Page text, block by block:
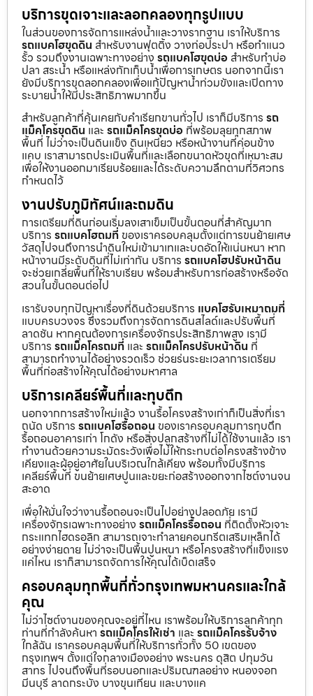
บริการขุดเจาะและลอกคลองทุกรูปแบบ
ในส่วนของการจัดการแหล่งน้ำและวางรากฐาน เราให้บริการ
รถแบคโฮขุดดิน สำหรับงานฟุตติ้ง วางท่อประปา หรือทำแนว
รั้ว รวมถึงงานเฉพาะทางอย่าง รถแบคโฮขุดบ่อ สำหรับทำบ่อ
ปลา สระน้ำ หรือแหล่งกักเก็บน้ำเพื่อการเกษตร นอกจากนี้เรา
ยังมีบริการขุดลอกคลองเพื่อแก้ปัญหาน้ำท่วมขังและเปิดทาง
ระบายน้ำให้มีประสิทธิภาพมากขึ้น
สำหรับลูกค้าที่คุ้นเคยกับคำเรียกขานทั่วไป เราก็มีบริการ รถ
แม็คโครขุดดิน และ รถแม็คโครขุดบ่อ ที่พร้อมลุยทุกสภาพ
พื้นที่ ไม่ว่าจะเป็นดินแข็ง ดินเหนียว หรือหน้างานที่ค่อนข้าง
แคบ เราสามารถประเมินพื้นที่และเลือกขนาดหัวขุดที่เหมาะสม
เพื่อให้งานออกมาเรียบร้อยและได้ระดับความลึกตามที่วิศวกร
กำหนดไว้
งานปรับภูมิทัศน์และถมดิน
การเตรียมที่ดินก่อนเริ่มลงเสาเข็มเป็นขั้นตอนที่สำคัญมาก
บริการ รถแบคโฮถมที่ ของเราครอบคลุมตั้งแต่การขนย้ายเศษ
วัสดุไปจนถึงการนำดินใหม่เข้ามาเทและบดอัดให้แน่นหนา หาก
หน้างานมีระดับดินที่ไม่เท่ากัน บริการ รถแบคโฮปรับหน้าดิน
จะช่วยเกลี่ยพื้นที่ให้ราบเรียบ พร้อมสำหรับการก่อสร้างหรือจัด
สวนในขั้นตอนต่อไป
เรารับจบทุกปัญหาเรื่องที่ดินด้วยบริการ แบคโฮรับเหมาถมที่
แบบครบวงจร ซึ่งรวมถึงการจัดการดินสไลด์และปรับพื้นที่
ลาดชัน หากคุณต้องการเครื่องจักรประสิทธิภาพสูง เรามี
บริการ รถแม็คโครถมที่ และ รถแม็คโครปรับหน้าดิน ที่
สามารถทำงานได้อย่างรวดเร็ว ช่วยร่นระยะเวลาการเตรียม
พื้นที่ก่อสร้างให้คุณได้อย่างมหาศาล
บริการเคลียร์พื้นที่และทุบตึก
นอกจากการสร้างใหม่แล้ว งานรื้อโครงสร้างเก่าก็เป็นสิ่งที่เรา
ถนัด บริการ รถแบคโฮรื้อถอน ของเราครอบคลุมการทุบตึก
รื้อถอนอาคารเก่า โกดัง หรือสิ่งปลูกสร้างที่ไม่ได้ใช้งานแล้ว เรา
ทำงานด้วยความระมัดระวังเพื่อไม่ให้กระทบต่อโครงสร้างข้าง
เคียงและผู้อยู่อาศัยในบริเวณใกล้เคียง พร้อมทั้งมีบริการ
เคลียร์พื้นที่ ขนย้ายเศษปูนและขยะก่อสร้างออกจากไซต์งานจน
สะอาด
เพื่อให้มั่นใจว่างานรื้อถอนจะเป็นไปอย่างปลอดภัย เรามี
เครื่องจักรเฉพาะทางอย่าง รถแม็คโครรื้อถอน ที่ติดตั้งหัวเจาะ
กระแทกไฮดรอลิก สามารถเจาะทำลายคอนกรีตเสริมเหล็กได้
อย่างง่ายดาย ไม่ว่าจะเป็นพื้นปูนหนา หรือโครงสร้างที่แข็งแรง
แค่ไหน เราก็สามารถจัดการให้คุณได้เบ็ดเสร็จ
ครอบคลุมทุกพื้นที่ทั่วกรุงเทพมหานครและใกล้
คุณ
ไม่ว่าไซต์งานของคุณจะอยู่ที่ไหน เราพร้อมให้บริการลูกค้าทุก
ท่านที่กำลังค้นหา รถแม็คโครให้เช่า และ รถแม็คโครรับจ้าง
ใกล้ฉัน เราครอบคลุมพื้นที่ให้บริการทั่วทั้ง 50 เขตของ
กรุงเทพฯ ตั้งแต่ใจกลางเมืองอย่าง พระนคร ดุสิต ปทุมวัน
สาทร ไปจนถึงพื้นที่รอบนอกและปริมณฑลอย่าง หนองจอก
มีนบุรี ลาดกระบัง บางขุนเทียน และบางแค